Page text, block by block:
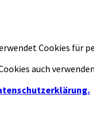
Cookies für
auch